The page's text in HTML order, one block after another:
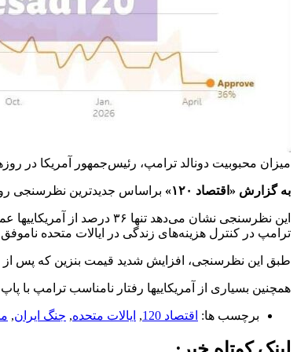
میزان محبوبیت دونالد ترامپ، رئیس‌جمهور آمریکا در
به گزارش «اقتصاد ۱۲۰» براساس جدیدترین نظرسنجی
ترامپ در کنترل هزینه‌های زندگی در ایالات متحده
طبق این نظرسنجی، افزایش شدید قیمت بنزین که پس از
همچنین بسیاری از آمریکاییها رفتار نامناسب ترامپ با
برچسب ها: اقتصاد 120 , ایالات متحده, جنگ ایران,